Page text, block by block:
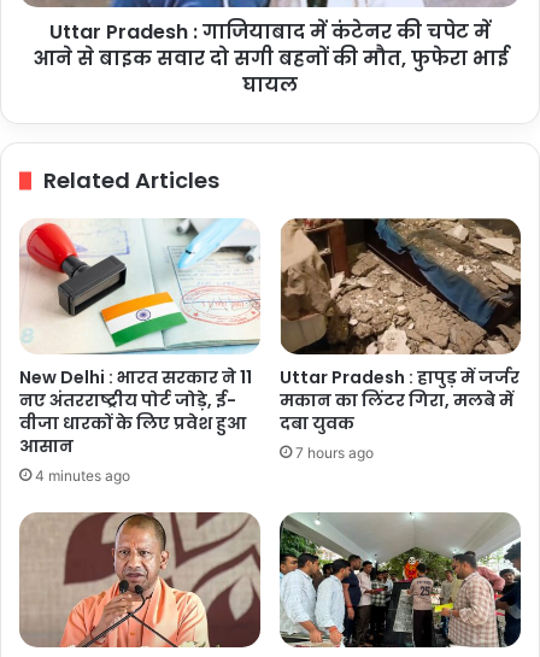
मौत,
फुफेरा
भाई
Uttar Pradesh : गाजियाबाद में कंटेनर की चपेट में
आने से बाइक सवार दो सगी बहनों की मौत, फुफेरा भाई
घायल
Related Articles
New Delhi : भारत सरकार ने 11
नए अंतरराष्ट्रीय पोर्ट जोड़े, ई-
वीजा धारकों के लिए प्रवेश हुआ
आसान
4 minutes ago
Uttar Pradesh : हापुड़ में जर्जर
मकान का लिंटर गिरा, मलबे में
दबा युवक
7 hours ago